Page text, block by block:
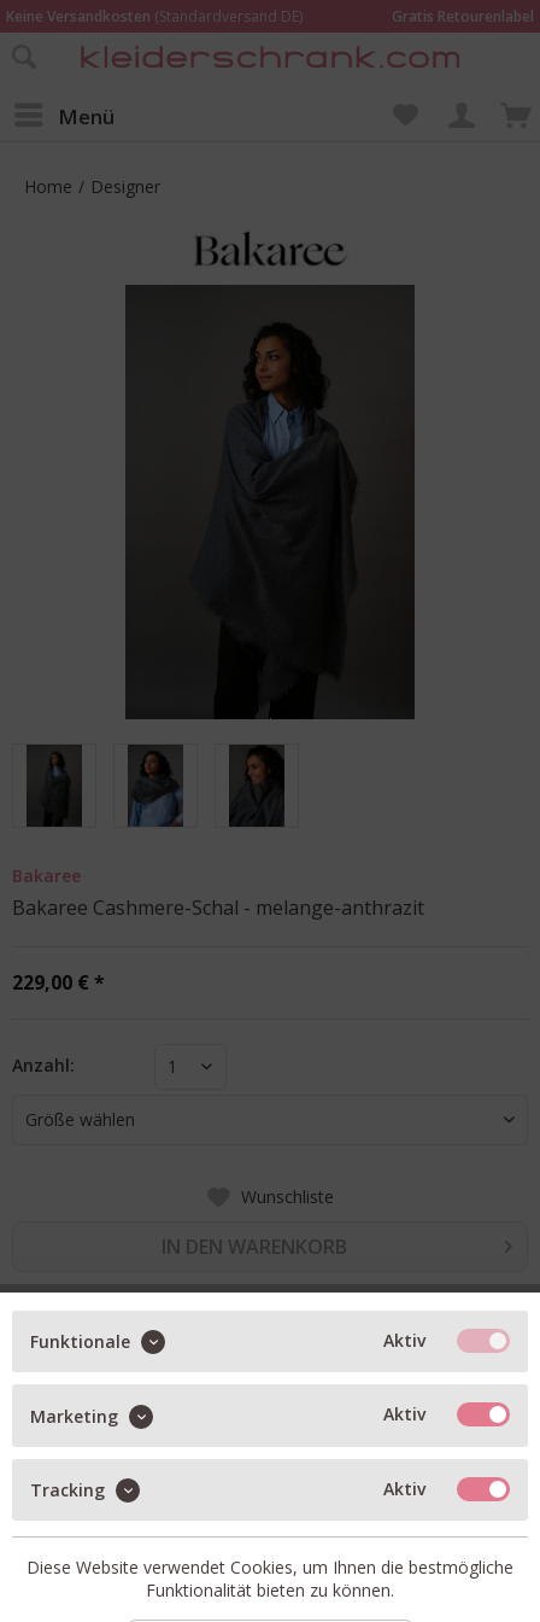
Keine Versandkosten (Standardversand DE)
Gratis Retourenlabel
Online bestellen – im Geschäft in Kempen anprobieren und beraten lassen
Menü
Home / Designer
Bakaree
Bakaree Cashmere-Schal - melange-anthrazit
229,00 € *
Anzahl: 1
Größe wählen
Wunschliste
IN DEN WARENKORB
BESCHREIBUNG
handgewebter Schal aus federleichtem, oekozertifiziertem
Kaschmirgarn
in melange anthrazit
sehr weiche, luftige Textur
feine Fransen an den Enden
Maße: 90cm x 210cm
Funktionale Aktiv
Marketing Aktiv
Tracking Aktiv
Diese Website verwendet Cookies, um Ihnen die bestmögliche
Funktionalität bieten zu können.